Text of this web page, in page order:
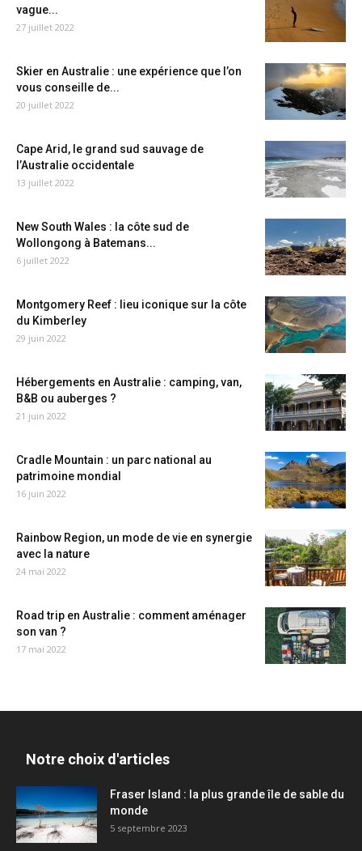
vague...
27 juillet 2022
Skier en Australie : une expérience que l’on
vous conseille de...
20 juillet 2022
Cape Arid, le grand sud sauvage de
l’Australie occidentale
13 juillet 2022
New South Wales : la côte sud de
Wollongong à Batemans...
6 juillet 2022
Montgomery Reef : lieu iconique sur la côte
du Kimberley
29 juin 2022
Hébergements en Australie : camping, van,
B&B ou auberges ?
21 juin 2022
Cradle Mountain : un parc national au
patrimoine mondial
16 juin 2022
Rainbow Region, un mode de vie en synergie
avec la nature
24 mai 2022
Road trip en Australie : comment aménager
son van ?
17 mai 2022
Notre choix d'articles
Fraser Island : la plus grande île de sable du
monde
5 septembre 2023